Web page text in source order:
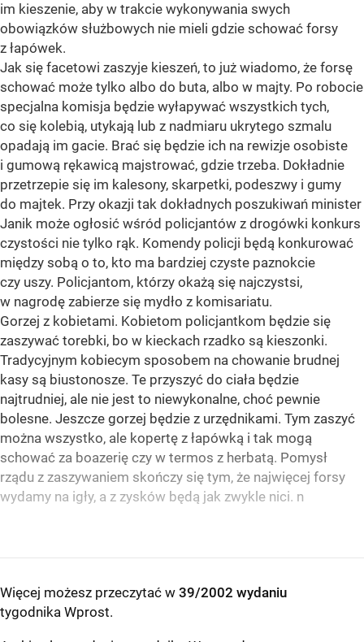
im kieszenie, aby w trakcie wykonywania swych
obowiązków służbowych nie mieli gdzie schować forsy
z łapówek.
Jak się facetowi zaszyje kieszeń, to już wiadomo, że forsę
schować może tylko albo do buta, albo w majty. Po robocie
specjalna komisja będzie wyłapywać wszystkich tych,
co się kolebią, utykają lub z nadmiaru ukrytego szmalu
opadają im gacie. Brać się będzie ich na rewizje osobiste
i gumową rękawicą majstrować, gdzie trzeba. Dokładnie
przetrzepie się im kalesony, skarpetki, podeszwy i gumy
do majtek. Przy okazji tak dokładnych poszukiwań minister
Janik może ogłosić wśród policjantów z drogówki konkurs
czystości nie tylko rąk. Komendy policji będą konkurować
między sobą o to, kto ma bardziej czyste paznokcie
czy uszy. Policjantom, którzy okażą się najczystsi,
w nagrodę zabierze się mydło z komisariatu.
Gorzej z kobietami. Kobietom policjantkom będzie się
zaszywać torebki, bo w kieckach rzadko są kieszonki.
Tradycyjnym kobiecym sposobem na chowanie brudnej
kasy są biustonosze. Te przyszyć do ciała będzie
najtrudniej, ale nie jest to niewykonalne, choć pewnie
bolesne. Jeszcze gorzej będzie z urzędnikami. Tym zaszyć
można wszystko, ale kopertę z łapówką i tak mogą
schować za boazerię czy w termos z herbatą. Pomysł
rządu z zaszywaniem skończy się tym, że najwięcej forsy
wydamy na igły, a z zysków będą jak zwykle nici. n
Więcej możesz przeczytać w 39/2002 wydaniu
tygodnika Wprost.